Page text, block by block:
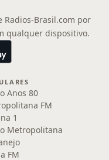
Radios-Brasil.com por
qualquer dispositivo.
Anos 80
FM
1
Metropolitana
FM